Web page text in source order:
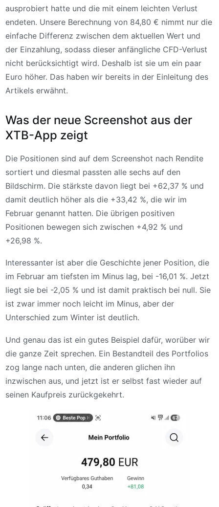
ausprobiert hatte und die mit einem leichten Verlust
endeten. Unsere Berechnung von 84,80 € nimmt nur die
einfache Differenz zwischen dem aktuellen Wert und
der Einzahlung, sodass dieser anfängliche CFD-Verlust
nicht berücksichtigt wird. Deshalb ist sie um ein paar
Euro höher. Das haben wir bereits in der Einleitung des
Artikels erwähnt.
Was der neue Screenshot aus der
XTB-App zeigt
Die Positionen sind auf dem Screenshot nach Rendite
sortiert und diesmal passten alle sechs auf den
Bildschirm. Die stärkste davon liegt bei +62,37 % und
damit deutlich höher als die +33,42 %, die wir im
Februar genannt hatten. Die übrigen positiven
Positionen bewegen sich zwischen +4,92 % und
+26,98 %.
Interessanter ist aber die Geschichte jener Position, die
im Februar am tiefsten im Minus lag, bei -16,01 %. Jetzt
liegt sie bei -2,05 % und ist damit praktisch bei null. Sie
ist zwar immer noch leicht im Minus, aber der
Unterschied zum Winter ist deutlich.
Und genau das ist ein gutes Beispiel dafür, worüber wir
die ganze Zeit sprechen. Ein Bestandteil des Portfolios
zog lange nach unten, die anderen glichen ihn
inzwischen aus, und jetzt ist er selbst fast wieder auf
seinen Kaufpreis zurückgekehrt.